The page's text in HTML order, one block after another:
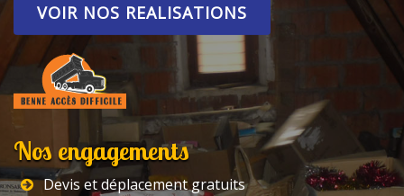
VOIR NOS REALISATIONS
Nos engagements
Devis et déplacement gratuits